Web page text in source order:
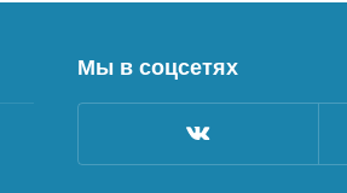
Мы в соцсетях